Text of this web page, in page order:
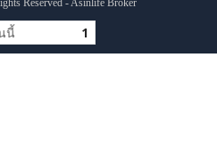
Reserved - Asinlife Broker
นี้ 1